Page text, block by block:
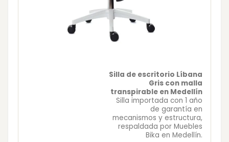
Silla de escritorio Líbana
Gris con malla
transpirable en Medellín
Silla importada con 1 año
de garantía en
mecanismos y estructura,
respaldada por Muebles
Bika en Medellín.